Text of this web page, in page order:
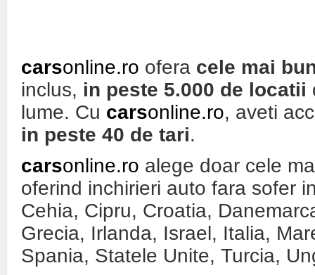
carsonline.ro ofera cele mai
inclus, in peste 5.000 de locatii
lume. Cu carsonline.ro, aveti
in peste 40 de tari.
carsonline.ro alege doar cele
oferind inchirieri auto fara sofer
Cehia, Cipru, Croatia,
Grecia, Irlanda, Israel, Italia,
Spania, Statele Unite, Turcia,